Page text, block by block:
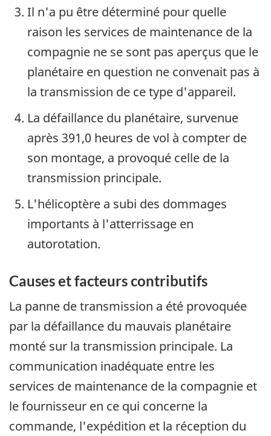
Il n'a pu être déterminé pour quelle
raison les services de maintenance de la
compagnie ne se sont pas aperçus que le
planétaire en question ne convenait pas à
la transmission de ce type d'appareil.
La défaillance du planétaire, survenue
après 391,0 heures de vol à compter de
son montage, a provoqué celle de la
transmission principale.
L'hélicoptère a subi des dommages
importants à l'atterrissage en
autorotation.
Causes et facteurs contributifs
La panne de transmission a été provoquée
par la défaillance du mauvais planétaire
monté sur la transmission principale. La
communication inadéquate entre les
services de maintenance de la compagnie et
le fournisseur en ce qui concerne la
commande, l'expédition et la réception du